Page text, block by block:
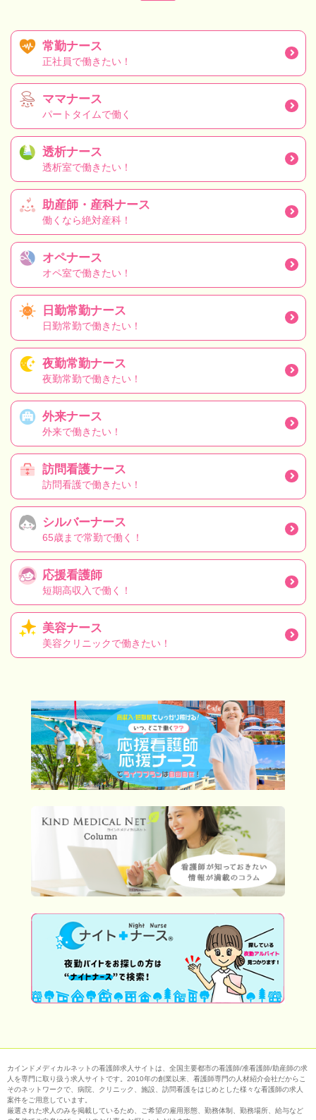
常勤ナース
正社員で働きたい！
ママナース
パートタイムで働く
透析ナース
透析室で働きたい！
助産師・産科ナース
働くなら絶対産科！
オペナース
オペ室で働きたい！
日勤常勤ナース
日勤常勤で働きたい！
夜勤常勤ナース
夜勤常勤で働きたい！
外来ナース
外来で働きたい！
訪問看護ナース
訪問看護で働きたい！
シルバーナース
65歳まで常勤で働く！
応援看護師
短期高収入で働く！
美容ナース
美容クリニックで働きたい！
カインドメディカルネットの看護師求人サイトは、全国主要都市の看護師/准看護師/助産師の求
人を専門に取り扱う求人サイトです。2010年の創業以来、看護師専門の人材紹介会社だからこ
そのネットワークで、病院、クリニック、施設、訪問看護をはじめとした様々な看護師の求人
案件をご用意しています。
厳選された求人のみを掲載しているため、ご希望の雇用形態、勤務体制、勤務場所、給与など